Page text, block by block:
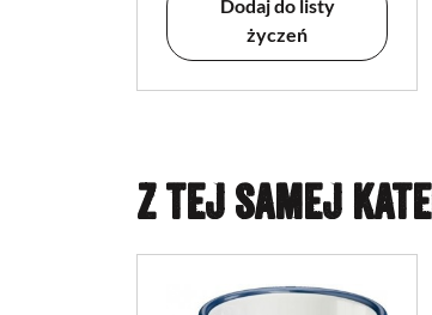
Dodaj do listy
życzeń
Z TEJ SAMEJ